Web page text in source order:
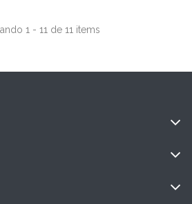
1 - 11 de 11 items